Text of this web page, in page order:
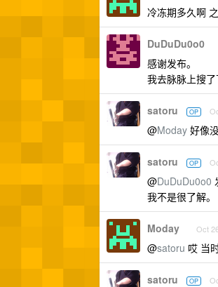
冷冻期多久啊
DuDuDu0o0
感谢发布。
我去脉脉上搜
satoru OP
@Moday 好像
satoru OP
@DuDuDu0o0
我不是很了解。
Moday Oct
@satoru 哎 当
satoru OP